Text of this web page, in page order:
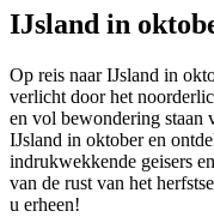
IJsland in
Op reis naar IJsland in
verlicht door het
en vol bewondering staan
IJsland in oktober en
indrukwekkende geisers
van de rust van het
u erheen!